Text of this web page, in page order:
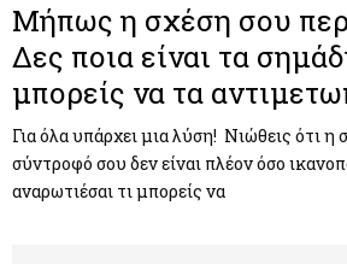
Μήπως η σχέση σου
Δες ποια είναι τα
μπορείς να τα
Για όλα υπάρχει μια λύση! Νιώθεις ότι η
σύντροφό σου δεν είναι πλέον όσο
αναρωτιέσαι τι μπορείς να